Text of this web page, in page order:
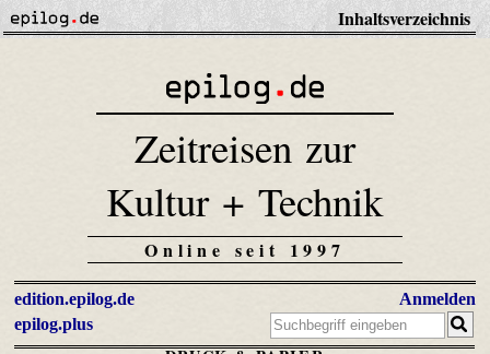
Inhaltsverzeichnis
Zeitreisen zur
Kultur + Technik
Online seit 1997
edition.epilog.de
epilog.plus
Anmelden